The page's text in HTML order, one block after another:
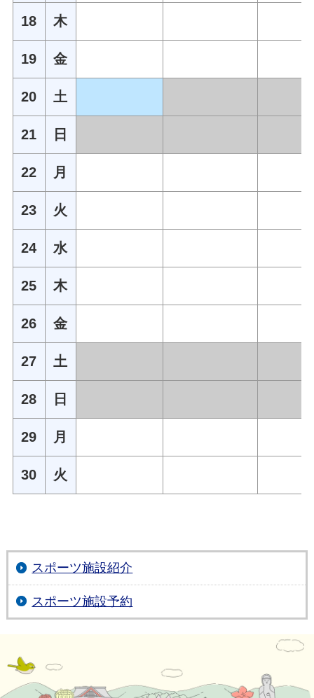
18 木
19 金
20 土
21 日
22 月
23 火
24 水
25 木
26 金
27 土
28 日
29 月
30 火
スポーツ施設紹介
スポーツ施設予約